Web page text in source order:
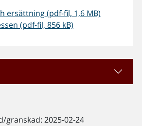
ersättning (pdf-fil, 1,6 MB)
(pdf-fil, 856 kB)
granskad: 2025-02-24